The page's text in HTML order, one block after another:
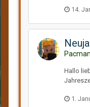
14.
Hallo
1.